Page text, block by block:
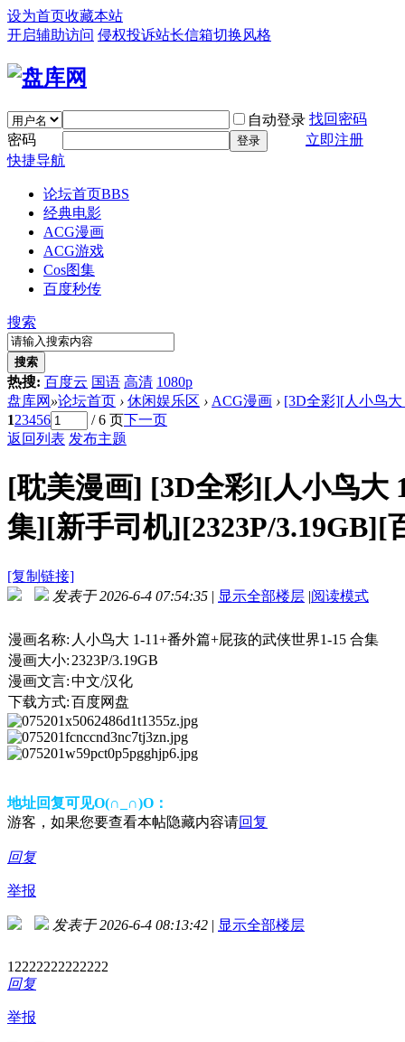
设为首页收藏本站
开启辅助访问 侵权投诉站长信箱切换风格
自动登录 找回密码
密码
登录
立即注册
快捷导航
论坛首页BBS
经典电影
ACG漫画
ACG游戏
Cos图集
百度秒传
搜索
搜索
热搜: 百度云 国语 高清 1080p
盘库网 »论坛首页 › 休闲娱乐区 › ACG漫画 › [3D全彩][人小鸟大
123456 / 6 页下一页
返回列表 发布主题
[耽美漫画] [3D全彩][人小鸟大
集][新手司机][2323P/3.19GB][
[复制链接]
发表于 2026-6-4 07:54:35 | 显示全部楼层 |阅读模式
漫画名称: 人小鸟大 1-11+番外篇+屁孩的武侠世界1-15 合集
漫画大小: 2323P/3.19GB
漫画文言:中文/汉化
下载方式:百度网盘
地址回复可见O(∩_∩)O：
游客，如果您要查看本帖隐藏内容请回复
回复
举报
发表于 2026-6-4 08:13:42 | 显示全部楼层
12222222222222
回复
举报